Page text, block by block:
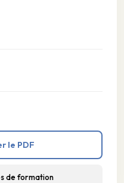
le PDF
de formation